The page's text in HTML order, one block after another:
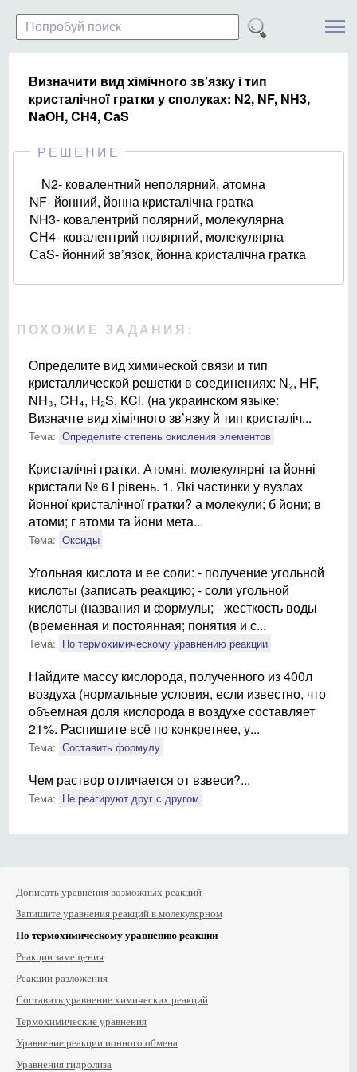
Визначити вид хімічного зв’язку і тип
кристалічної гратки у сполуках: N2, NF, NH3,
NaOH, CH4, CaS
РЕШЕНИЕ
N2- ковалентний неполярний, атомна
NF- йонний, йонна кристалічна гратка
NH3- ковалентрий полярний, молекулярна
СН4- ковалентрий полярний, молекулярна
СаS- йонний зв’язок, йонна кристалічна гратка
ПОХОЖИЕ ЗАДАНИЯ:
Определите вид химической связи и тип
кристаллической решетки в соединениях: N₂, HF,
NH₃, CH₄, H₂S, KCl. (на украинском языке:
Визначте вид хімічного зв’язку й тип кристаліч...
Тема: Определите степень окисления элементов
Кристалічні гратки. Атомні, молекулярні та йонні
кристали № 6 І рівень. 1. Які частинки у вузлах
йонної кристалічної гратки? а молекули; б йони; в
атоми; г атоми та йони мета...
Тема: Оксиды
Угольная кислота и ее соли: - получение угольной
кислоты (записать реакцию; - соли угольной
кислоты (названия и формулы; - жесткость воды
(временная и постоянная; понятия и с...
Тема: По термохимическому уравнению реакции
Найдите массу кислорода, полученного из 400л
воздуха (нормальные условия, если известно, что
объемная доля кислорода в воздухе составляет
21%. Распишите всё по конкретнее, у...
Тема: Составить формулу
Чем раствор отличается от взвеси?...
Тема: Не реагируют друг с другом
Дописать уравнения возможных реакций
Запишите уравнения реакций в молекулярном
По термохимическому уравнению реакции
Реакции замещения
Реакции разложения
Составить уравнение химических реакций
Термохимические уравнения
Уравнение реакции ионного обмена
Уравнения гидролиза